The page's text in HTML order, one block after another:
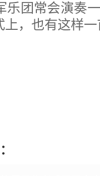
乐团常会演奏
，也有这样